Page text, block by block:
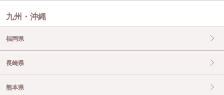
九州・沖縄
福岡県
長崎県
熊本県